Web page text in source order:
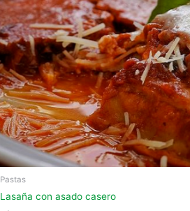
Pastas
Lasaña con asado casero